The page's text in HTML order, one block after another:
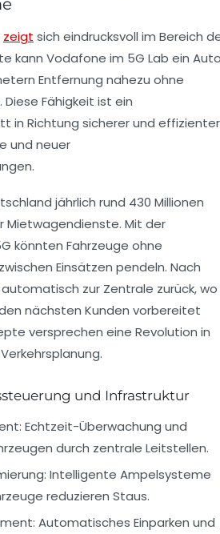
zeigt sich eindrucksvoll im Bereich
kann Vodafone im 5G Lab ein
Entfernung nahezu ohne
Fähigkeit ist ein
in Richtung sicherer und effizienter
und neuer
jährlich rund 430 Millionen
Mietwagendienste. Mit der
könnten Fahrzeuge ohne
Einsätzen pendeln. Nach
zur Zentrale zurück, wo
nächsten Kunden vorbereitet
versprechen eine Revolution in
und Infrastruktur
Echtzeit-Überwachung und
durch zentrale Leitstellen.
Intelligente Ampelsysteme
reduzieren Staus.
Automatisches Einparken und